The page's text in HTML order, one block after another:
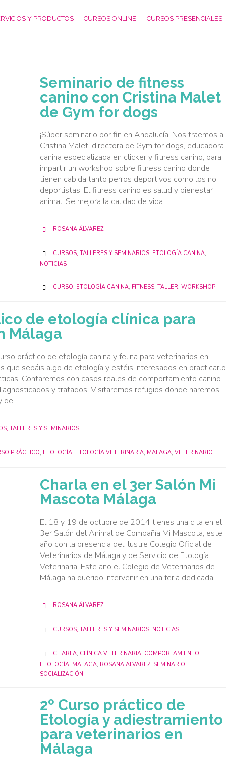
Y PRODUCTOS CURSOS ONLINE CURSOS PRESENCIALES
Seminario de fitness
canino con Cristina Malet
de Gym for dogs
¡Súper seminario por fin en Andalucía! Nos traemos a
Cristina Malet, directora de Gym for dogs, educadora
canina especializada en clicker y fitness canino, para
impartir un workshop sobre fitness canino donde
tienen cabida tanto perros deportivos como los no
deportistas. El fitness canino es salud y bienestar
animal. Se mejora la calidad de vida…
 ROSANA ÁLVAREZ
 CATEGORY
CURSOS, TALLERES Y SEMINARIOS, ETOLOGÍA CANINA,
NOTICIAS
 CATEGORY
CURSO, ETOLOGÍA CANINA, FITNESS, TALLER, WORKSHOP
de etología clínica para
Málaga
práctico de etología canina y felina para veterinarios en
que sepáis algo de etología y estéis interesados en practicarlo
Contaremos con casos reales de comportamiento canino
y tratados. Visitaremos refugios donde haremos
de…
TALLERES Y SEMINARIOS
PRÁCTICO, ETOLOGÍA, ETOLOGÍA VETERINARIA, MALAGA, VETERINARIO
Charla en el 3er Salón Mi
Mascota Málaga
El 18 y 19 de octubre de 2014 tienes una cita en el
3er Salón del Animal de Compañía Mi Mascota, este
año con la presencia del Ilustre Colegio Oficial de
Veterinarios de Málaga y de Servicio de Etología
Veterinaria. Este año el Colegio de Veterinarios de
Málaga ha querido intervenir en una feria dedicada…
 ROSANA ÁLVAREZ
 CATEGORY
CURSOS, TALLERES Y SEMINARIOS, NOTICIAS
 CATEGORY
CHARLA, CLÍNICA VETERINARIA, COMPORTAMIENTO,
ETOLOGÍA, MALAGA, ROSANA ALVAREZ, SEMINARIO,
SOCIALIZACIÓN
2º Curso práctico de
Etología y adiestramiento
para veterinarios en
Málaga